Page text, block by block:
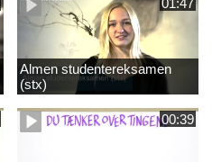
01:47
Almen studentereksamen
(stx)
00:39